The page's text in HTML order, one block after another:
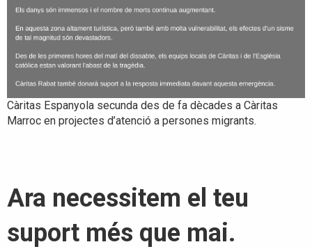
Càritas Espanyola secunda des de fa dècades a Càritas
Marroc en projectes d’atenció a persones migrants.
Ara necessitem el teu
suport més que mai.